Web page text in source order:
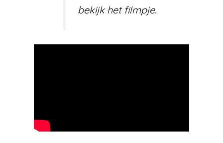
bekijk het filmpje.